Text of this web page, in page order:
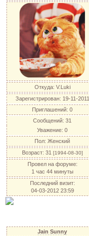
Откуда: V.Luki
Зарегистрирован: 19-11-2011
Приглашений: 0
Сообщений: 31
Уважение: 0
Пол: Женский
Возраст: 31 [1994-08-30]
Провел на форуме:
1 час 44 минуты
Последний визит:
04-03-2012 23:59
Jain Sunny